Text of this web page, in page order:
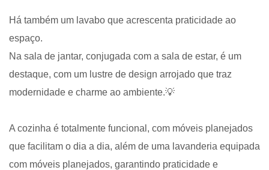
Há também um lavabo que acrescenta praticidade ao
espaço.
Na sala de jantar, conjugada com a sala de estar, é um
destaque, com um lustre de design arrojado que traz
modernidade e charme ao ambiente.💡
A cozinha é totalmente funcional, com móveis planejados
que facilitam o dia a dia, além de uma lavanderia equipada
com móveis planejados, garantindo praticidade e